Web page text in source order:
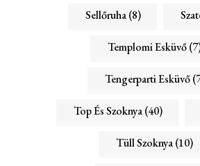
Sellőruha(8)
Templomi Esküvő
Tengerparti Esküvő
Top És Szoknya(40)
Tüll Szoknya(10)